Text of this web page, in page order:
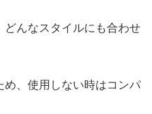
んなスタイルにも合わせ
、使用しない時はコンパ